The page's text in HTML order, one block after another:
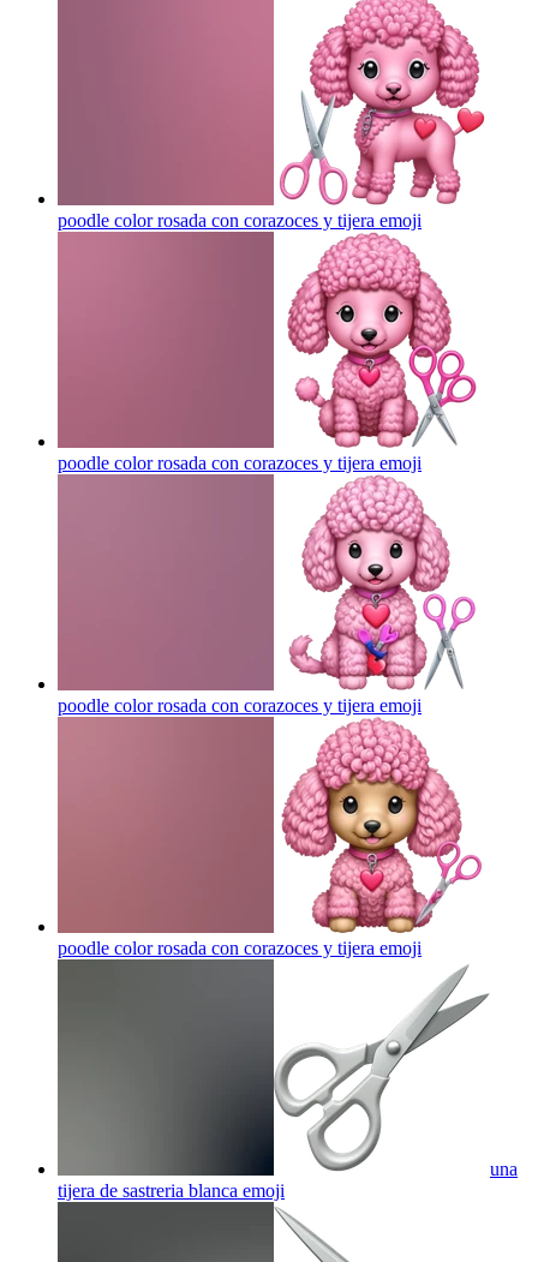
poodle color rosada con corazoces y tijera emoji
poodle color rosada con corazoces y tijera emoji
poodle color rosada con corazoces y tijera emoji
poodle color rosada con corazoces y tijera emoji
una
tijera de sastreria blanca emoji